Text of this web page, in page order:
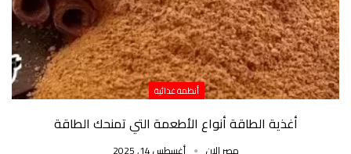
أنظمة غذائية
أغذية الطاقة أنواع الأطعمة التي تمنحك الطاقة